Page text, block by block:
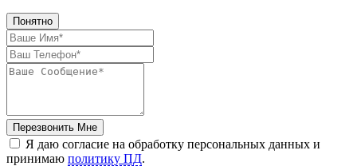
Понятно
Перезвонить Мне
Я даю согласие на обработку персональных данных и
принимаю политику ПД.